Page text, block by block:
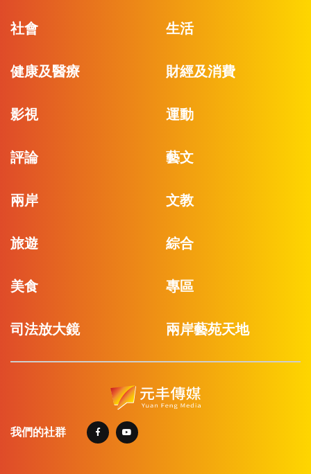
社會 生活
健康及醫療 財經及消費
影視 運動
評論 藝文
兩岸 文教
旅遊 綜合
美食 專區
司法放大鏡 兩岸藝苑天地
我們的社群